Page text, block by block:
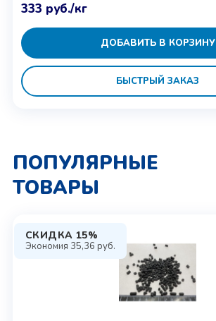
333 руб./кг
ДОБАВИТЬ В КОРЗИНУ
БЫСТРЫЙ ЗАКАЗ
ПОПУЛЯРНЫЕ
ТОВАРЫ
СКИДКА 15%
Экономия 35,36 руб.